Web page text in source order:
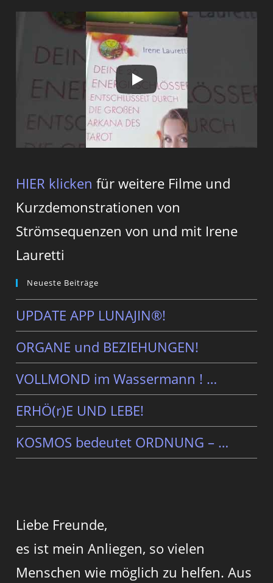
HIER klicken für weitere Filme und
Kurzdemonstrationen von
Strömsequenzen von und mit Irene
Lauretti
Neueste Beiträge
UPDATE APP LUNAJIN®!
ORGANE und BEZIEHUNGEN!
VOLLMOND im Wassermann ! …
ERHÖ(r)E UND LEBE!
KOSMOS bedeutet ORDNUNG – …
Liebe Freunde,
es ist mein Anliegen, so vielen
Menschen wie möglich zu helfen. Aus